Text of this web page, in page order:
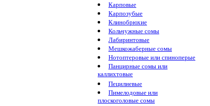
Карповые
Карпозубые
Клинобрюхие
Кольчужные сомы
Лабиринтовые
Мешкожаберные сомы
Нотоптеровые или спиноперые
Панцирные сомы или
каллихтовые
Пецилиевые
Пимелодовые или
плоскоголовые сомы